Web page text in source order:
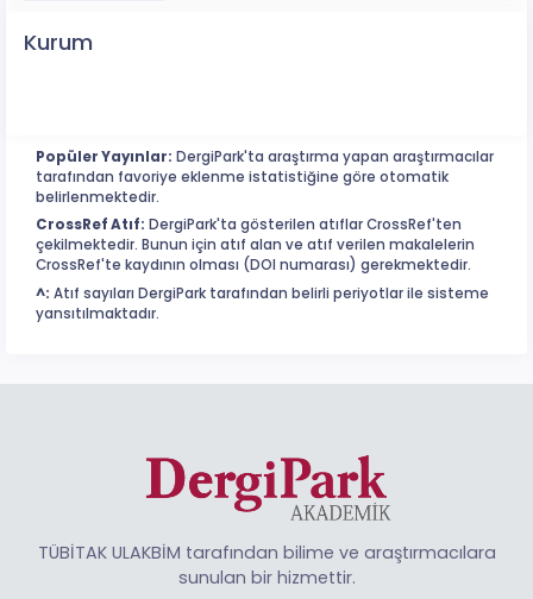
Kurum
Popüler Yayınlar: DergiPark'ta araştırma yapan araştırmacılar
tarafından favoriye eklenme istatistiğine göre otomatik
belirlenmektedir.
CrossRef Atıf: DergiPark'ta gösterilen atıflar CrossRef'ten
çekilmektedir. Bunun için atıf alan ve atıf verilen makalelerin
CrossRef'te kaydının olması (DOI numarası) gerekmektedir.
^: Atıf sayıları DergiPark tarafından belirli periyotlar ile sisteme
yansıtılmaktadır.
TÜBİTAK ULAKBİM tarafından bilime ve araştırmacılara
sunulan bir hizmettir.